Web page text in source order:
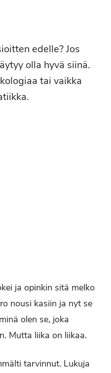
edelle? Jos
olla hyvä siinä.
tai vaikka
ja opinkin sitä melko
nousi kasiin ja nyt se
olen se, joka
Mutta liika on liikaa.
tarvinnut. Lukuja